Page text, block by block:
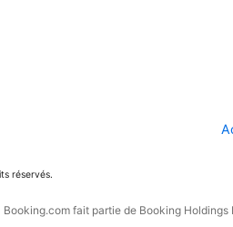
réservés.
Booking.com fait partie de Booking